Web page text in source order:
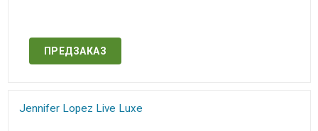
ПРЕДЗАКАЗ
Jennifer Lopez Live Luxe